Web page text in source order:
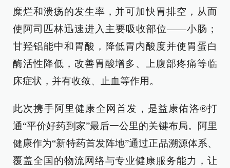
糜烂和溃疡的发生率，并可加快胃排空，从而
使阿司匹林迅速进入主要吸收部位——小肠；
甘羟铝能中和胃酸，降低胃内酸度并使胃蛋白
酶活性降低，改善胃酸增多、上腹部疼痛等临
床症状，并有收敛、止血等作用。
此次携手阿里健康全网首发，是益康佑洛®打
通“平价好药到家”最后一公里的关键布局。阿里
健康作为“新特药首发阵地”通过正品溯源体系、
覆盖全国的物流网络与专业健康服务能力，让